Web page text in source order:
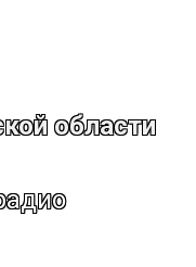
области